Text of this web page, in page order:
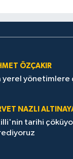
ÖZÇAKIR
yerel yönetimlere
NAZLI
tarihi